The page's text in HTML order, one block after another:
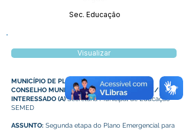
Sec. Educação
Visualizar
MUNICÍPIO DE PLÁCIDO DE CASTRO
CONSELHO MUNICIPAL DE EDUCAÇÃO – CME/PC
INTERESSADO (A)Secretaria Municipal de Educação
SEMED
ASSUNTO: Segunda etapa do Plano Emergencial para